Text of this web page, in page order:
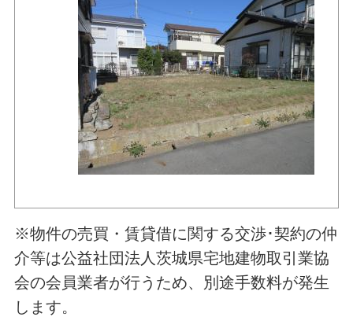
※物件の売買・賃貸借に関する交渉･契約の仲
介等は公益社団法人茨城県宅地建物取引業協
会の会員業者が行うため、別途手数料が発生
します。